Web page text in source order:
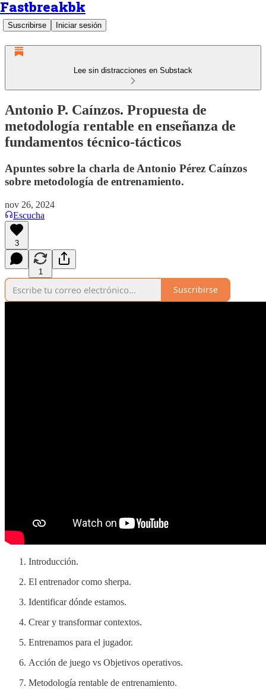
Fastbreakbk
Suscribirse Iniciar sesión
Lee sin distracciones en Substack
Antonio P. Caínzos. Propuesta de
metodología rentable en enseñanza de
fundamentos técnico-tácticos
Apuntes sobre la charla de Antonio Pérez Caínzos
sobre metodología de entrenamiento.
nov 26, 2024
Escucha
3
1
Suscribirse
Introducción.
El entrenador como sherpa.
Identificar dónde estamos.
Crear y transformar contextos.
Entrenamos para el jugador.
Acción de juego vs Objetivos operativos.
Metodología rentable de entrenamiento.